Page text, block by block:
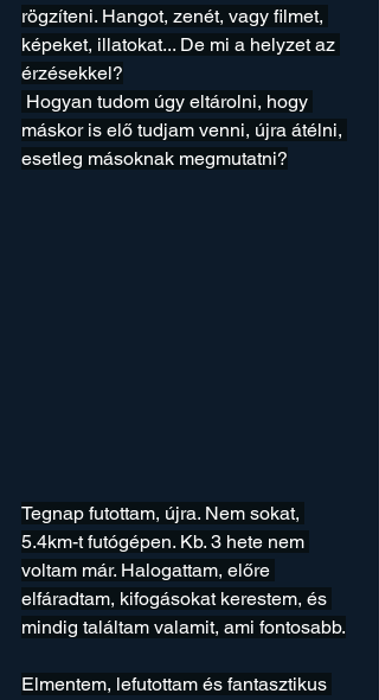
rögzíteni. Hangot, zenét, vagy filmet,
képeket, illatokat... De mi a helyzet az
érzésekkel?
Hogyan tudom úgy eltárolni, hogy
máskor is elő tudjam venni, újra átélni,
esetleg másoknak megmutatni?
Tegnap futottam, újra. Nem sokat,
5.4km-t futógépen. Kb. 3 hete nem
voltam már. Halogattam, előre
elfáradtam, kifogásokat kerestem, és
mindig találtam valamit, ami fontosabb.
Elmentem, lefutottam és fantasztikus